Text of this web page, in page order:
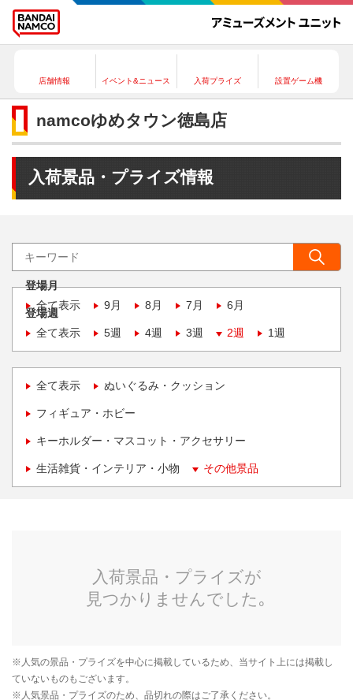
店舗情報 イベント&ニュース 入荷プライズ 設置ゲーム機
namcoゆめタウン徳島店
入荷景品・プライズ情報
登場月
全て表示
9月 8月 7月 6月
登場週
全て表示
5週 4週 3週 2週 1週
全て表示 ぬいぐるみ・クッション
フィギュア・ホビー
キーホルダー・マスコット・アクセサリー
生活雑貨・インテリア・小物 その他景品